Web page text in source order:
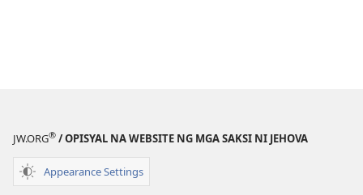
JW.ORG® / OPISYAL NA WEBSITE NG MGA SAKSI NI JEHOVA
Appearance Settings